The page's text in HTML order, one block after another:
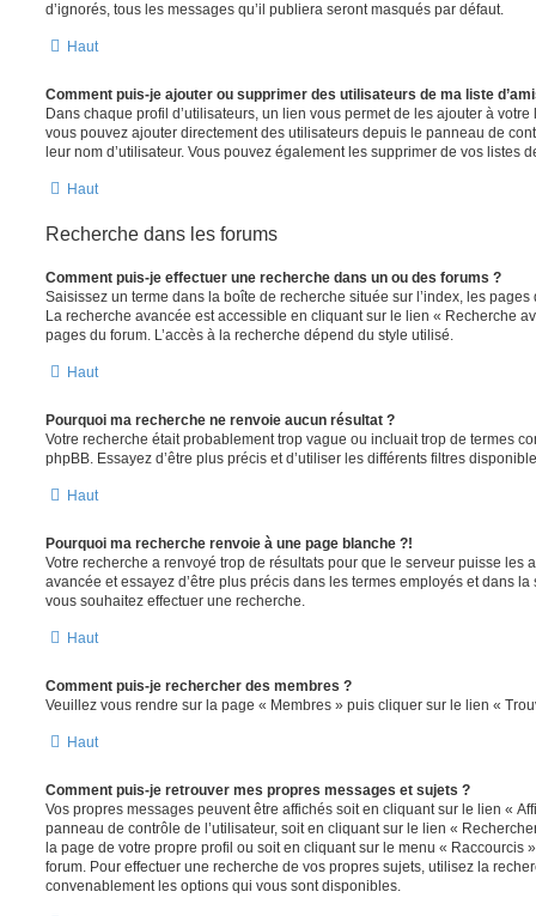
d’ignorés, tous les messages qu’il publiera seront masqués par défaut.
Haut
Comment puis-je ajouter ou supprimer des utilisateurs de ma liste
Dans chaque profil d’utilisateurs, un lien vous permet de les ajouter à votre
vous pouvez ajouter directement des utilisateurs depuis le panneau de
leur nom d’utilisateur. Vous pouvez également les supprimer de vos listes
Haut
Recherche dans les forums
Comment puis-je effectuer une recherche dans un ou des forums ?
Saisissez un terme dans la boîte de recherche située sur l’index, les
La recherche avancée est accessible en cliquant sur le lien « Recherche
pages du forum. L’accès à la recherche dépend du style utilisé.
Haut
Pourquoi ma recherche ne renvoie aucun résultat ?
Votre recherche était probablement trop vague ou incluait trop de termes
phpBB. Essayez d’être plus précis et d’utiliser les différents filtres
Haut
Pourquoi ma recherche renvoie à une page blanche ?!
Votre recherche a renvoyé trop de résultats pour que le serveur puisse les
avancée et essayez d’être plus précis dans les termes employés et dans
vous souhaitez effectuer une recherche.
Haut
Comment puis-je rechercher des membres ?
Veuillez vous rendre sur la page « Membres » puis cliquer sur le lien «
Haut
Comment puis-je retrouver mes propres messages et sujets ?
Vos propres messages peuvent être affichés soit en cliquant sur le lien «
panneau de contrôle de l’utilisateur, soit en cliquant sur le lien «
la page de votre propre profil ou soit en cliquant sur le menu « Raccourcis
forum. Pour effectuer une recherche de vos propres sujets, utilisez la
convenablement les options qui vous sont disponibles.